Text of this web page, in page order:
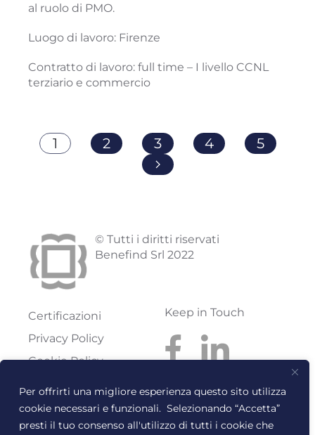
Per offrirti una migliore esperienza questo sito utilizza
cookie necessari e funzionali. Selezionando “Accetta”
presti il tuo consenso all'utilizzo di tutti i cookie che
al ruolo di PMO.
Luogo di lavoro: Firenze
Contratto di lavoro: full time – I livello CCNL
terziario e commercio
1 2 3 4 5
© Tutti i diritti riservati
Benefind Srl 2022
Certificazioni
Privacy Policy
Cookie Policy
Keep in Touch
Benefind S.r.l.
Via Pratese, 199
Reg. Imprese: FI
Rea: FI-614300